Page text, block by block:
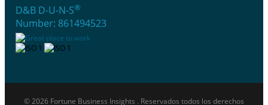
D&B D-U-N-S®
Number: 861494523
© 2026 Fortune Business Insights . Reservados todos los derechos